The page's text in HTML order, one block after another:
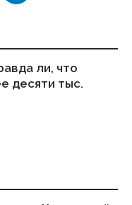
ли, что
десяти тыс.